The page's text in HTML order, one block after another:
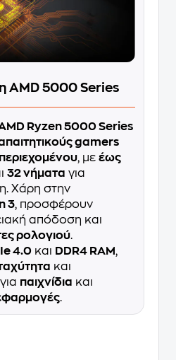
AMD 5000 Series
Ryzen 5000 Series
gamers
, με έως
32 νήματα για
Χάρη στην
3, προσφέρουν
απόδοση και
ρολογιού.
4.0 και DDR4 RAM,
και
για παιχνίδια και
.